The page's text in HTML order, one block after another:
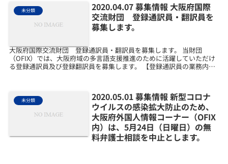
未分類
2020.04.07 募集情報 大阪府国際
交流財団 登録通訳員・翻訳員を
募集します。
大阪府国際交流財団 登録通訳員・翻訳員を募集します。 当財団
（OFIX）では、大阪府域の多言語支援推進のために活躍していただけ
る登録通訳員及び登録翻訳員を募集します。 【登録通訳員の業務内
未分類
2020.05.01 募集情報 新型コロナ
ウイルスの感染拡大防止のため、
大阪府外国人情報コーナー（OFIX
内）は、5月24日（日曜日）の無
料弁護士相談を中止とします。